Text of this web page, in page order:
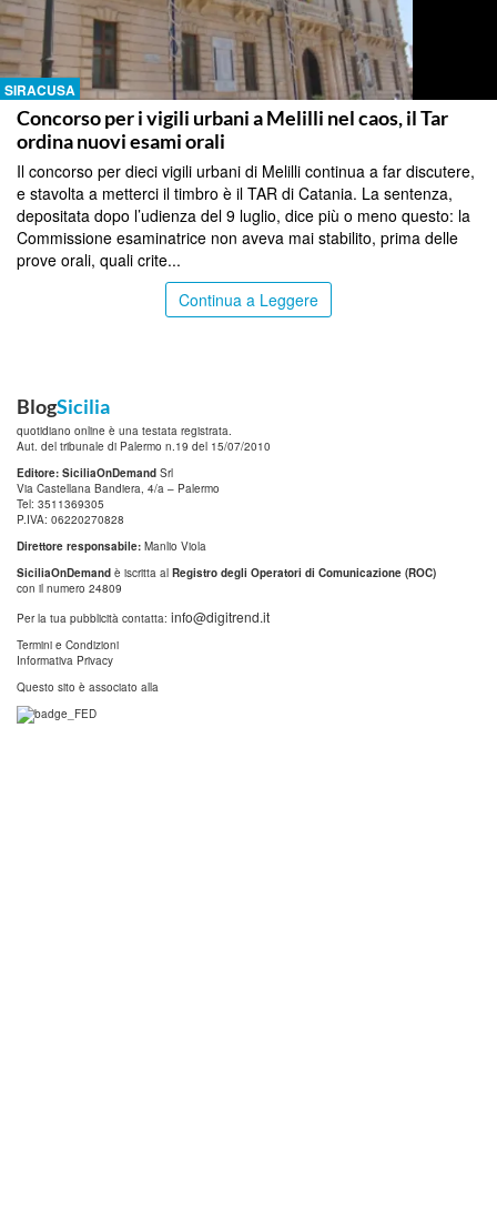
SIRACUSA
Concorso per i vigili urbani a Melilli nel caos, il Tar
ordina nuovi esami orali
Il concorso per dieci vigili urbani di Melilli continua a far discutere,
e stavolta a metterci il timbro è il TAR di Catania. La sentenza,
depositata dopo l’udienza del 9 luglio, dice più o meno questo: la
Commissione esaminatrice non aveva mai stabilito, prima delle
prove orali, quali crite...
Continua a Leggere
BlogSicilia
quotidiano online è una testata registrata.
Aut. del tribunale di Palermo n.19 del 15/07/2010
Editore: SiciliaOnDemand Srl
Via Castellana Bandiera, 4/a – Palermo
Tel: 3511369305
P.IVA: 06220270828
Direttore responsabile: Manlio Viola
SiciliaOnDemand è iscritta al Registro degli Operatori di Comunicazione (ROC)
con il numero 24809
Per la tua pubblicità contatta: info@digitrend.it
Termini e Condizioni
Informativa Privacy
Questo sito è associato alla